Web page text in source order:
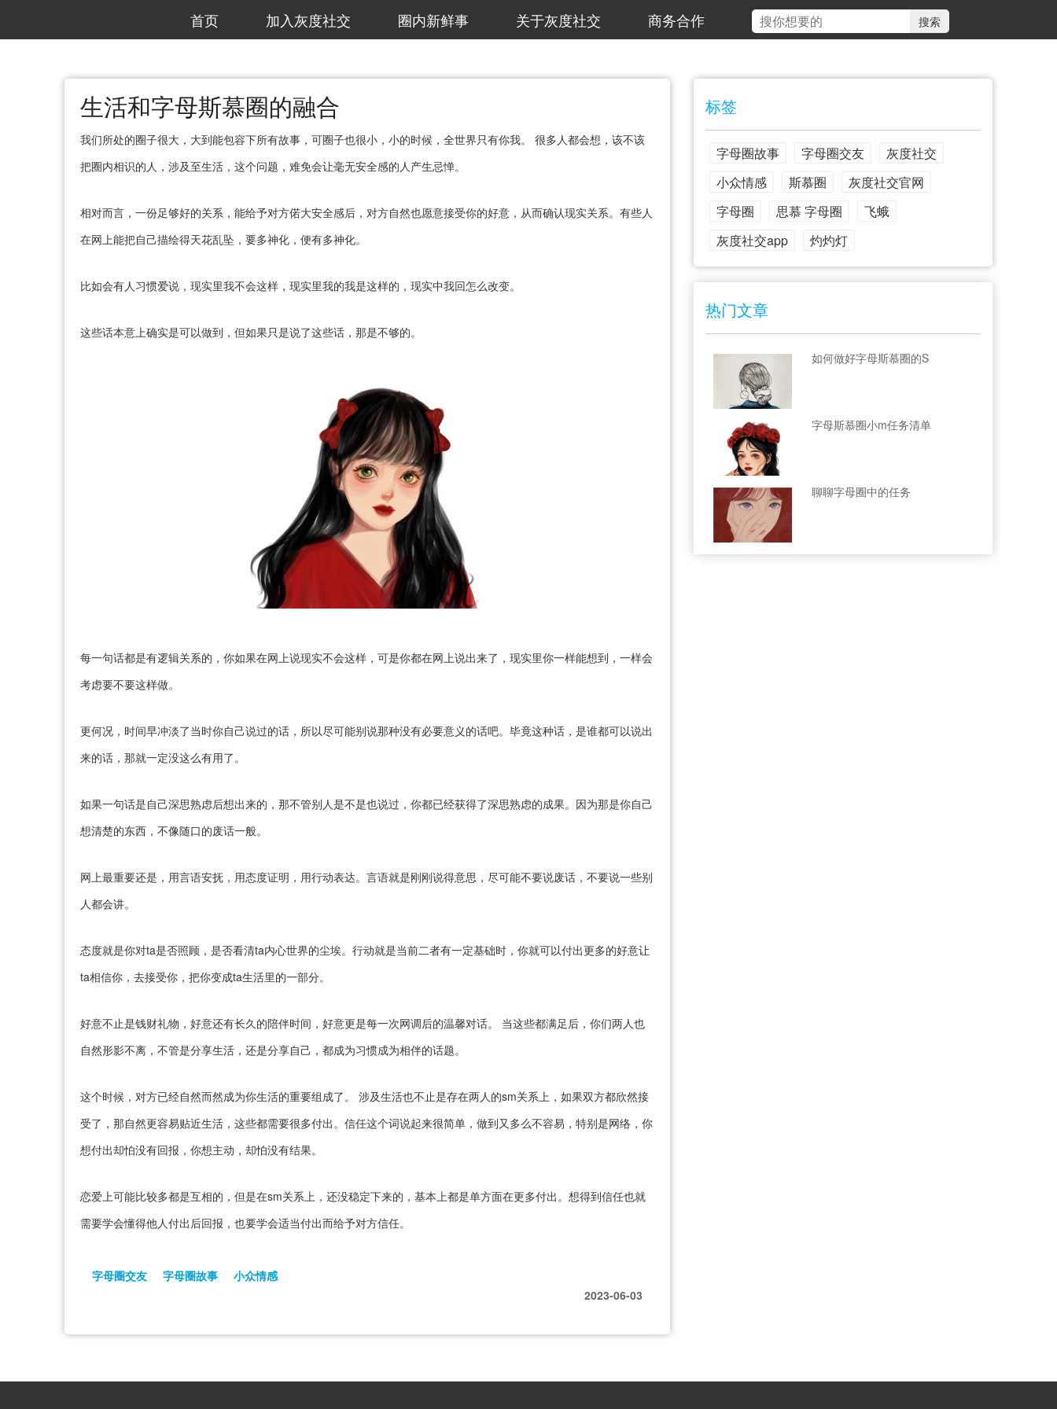
首页 加入灰度社交 圈内新鲜事 关于灰度社交 商务合作
生活和字母斯慕圈的融合
我们所处的圈子很大，大到能包容下所有故事，可圈子也很小，小的时候，全世界只有你我。 很多人都会想，该不该
把圈内相识的人，涉及至生活，这个问题，难免会让毫无安全感的人产生忌惮。
相对而言，一份足够好的关系，能给予对方偌大安全感后，对方自然也愿意接受你的好意，从而确认现实关系。有些人
在网上能把自己描绘得天花乱坠，要多神化，便有多神化。
比如会有人习惯爱说，现实里我不会这样，现实里我的我是这样的，现实中我回怎么改变。
这些话本意上确实是可以做到，但如果只是说了这些话，那是不够的。
每一句话都是有逻辑关系的，你如果在网上说现实不会这样，可是你都在网上说出来了，现实里你一样能想到，一样会
考虑要不要这样做。
更何况，时间早冲淡了当时你自己说过的话，所以尽可能别说那种没有必要意义的话吧。毕竟这种话，是谁都可以说出
来的话，那就一定没这么有用了。
如果一句话是自己深思熟虑后想出来的，那不管别人是不是也说过，你都已经获得了深思熟虑的成果。因为那是你自己
想清楚的东西，不像随口的废话一般。
网上最重要还是，用言语安抚，用态度证明，用行动表达。言语就是刚刚说得意思，尽可能不要说废话，不要说一些别
人都会讲。
态度就是你对ta是否照顾，是否看清ta内心世界的尘埃。行动就是当前二者有一定基础时，你就可以付出更多的好意让
ta相信你，去接受你，把你变成ta生活里的一部分。
好意不止是钱财礼物，好意还有长久的陪伴时间，好意更是每一次网调后的温馨对话。 当这些都满足后，你们两人也
自然形影不离，不管是分享生活，还是分享自己，都成为习惯成为相伴的话题。
这个时候，对方已经自然而然成为你生活的重要组成了。 涉及生活也不止是存在两人的sm关系上，如果双方都欣然接
受了，那自然更容易贴近生活，这些都需要很多付出。信任这个词说起来很简单，做到又多么不容易，特别是网络，你
想付出却怕没有回报，你想主动，却怕没有结果。
恋爱上可能比较多都是互相的，但是在sm关系上，还没稳定下来的，基本上都是单方面在更多付出。想得到信任也就
需要学会懂得他人付出后回报，也要学会适当付出而给予对方信任。
字母圈交友 字母圈故事
小众情感
2023-06-03
标签
字母圈故事 字母圈交友
灰度社交
小众情感
斯慕圈
灰度社交官网
字母圈
思慕 字母圈
飞蛾
灰度社交app
灼灼灯
热门文章
如何做好字母斯慕圈的S
字母斯慕圈小m任务清单
聊聊字母圈中的任务